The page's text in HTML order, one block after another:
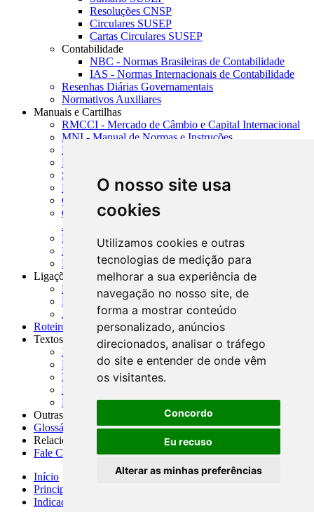
O nosso site usa
cookies
Utilizamos cookies e outras
tecnologias de medição para
melhorar a sua experiência de
navegação no nosso site, de
forma a mostrar conteúdo
personalizado, anúncios
direcionados, analisar o tráfego
do site e entender de onde vêm
os visitantes.
Concordo
Eu recuso
Alterar as minhas preferências
Resoluções CNSP
Circulares SUSEP
Cartas Circulares SUSEP
Contabilidade
NBC - Normas Brasileiras de Contabilidade
IAS - Normas Internacionais de Contabilidade
Resenhas Diárias Governamentais
Normativos Auxiliares
Manuais e Cartilhas
RMCCI - Mercado de Câmbio e Capital Internacional
MNI - Manual de Normas e Instruções
MTVM - Manual de Títulos e Valores Mobiliários
MCR - Manual de Crédito Rural
SISORF - Manual de Organização do SFN
MASUP - Manual de Supervisão Bancária
CADOC - Catálogo de Documentos
CNAE-CONCLA - Classificação Nacional de
Atividades Econômicas
PMF - Cartilhas do BCB
Manuais Auxiliares do BCB e Cosif-e
Resenhas Diárias Governamentais
Ligações Externas
Links Úteis
Presidência da República
Agências Nacionais Reguladoras
Roteiros para Estudos
Textos
Índice de Textos
Editorial
Monografias
Na Imprensa
Fórum de Discussão
Outras ferramentas
Glossário
Relacionamento
Fale Conosco
Início
Principais notícias
Indicadores